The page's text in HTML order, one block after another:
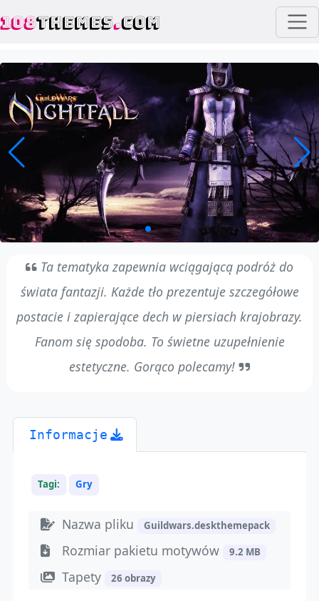
108THEMES.COM
Ta tematyka zapewnia wciągającą podróż do
świata fantazji. Każde tło prezentuje szczegółowe
postacie i zapierające dech w piersiach krajobrazy.
Fanom się spodoba. To świetne uzupełnienie
estetyczne. Gorąco polecamy!
Informacje
Tagi: Gry
Nazwa pliku Guildwars.deskthemepack
Rozmiar pakietu motywów 9.2 MB
Tapety 26 obrazy